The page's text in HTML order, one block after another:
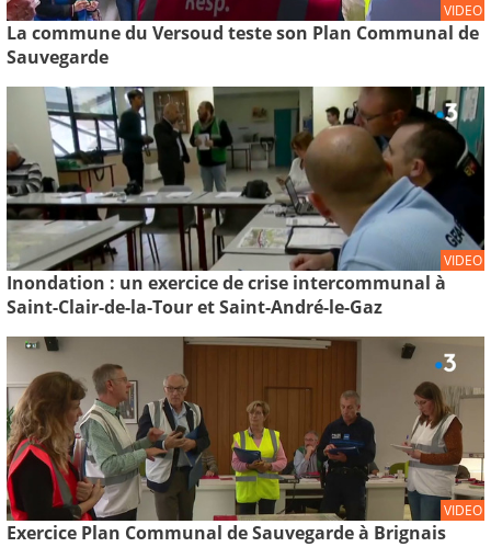
VIDEO
La commune du Versoud teste son Plan Communal de
Sauvegarde
VIDEO
Inondation : un exercice de crise intercommunal à
Saint-Clair-de-la-Tour et Saint-André-le-Gaz
VIDEO
Exercice Plan Communal de Sauvegarde à Brignais